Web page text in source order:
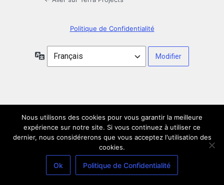
Politique de Confidentialité
Langue
Nous utilisons des cookies pour vous garantir la meilleure
expérience sur notre site. Si vous continuez à utiliser ce
dernier, nous considérerons que vous acceptez l'utilisation des
cookies.
Ok Politique de Confidentialité